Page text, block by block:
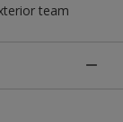
team